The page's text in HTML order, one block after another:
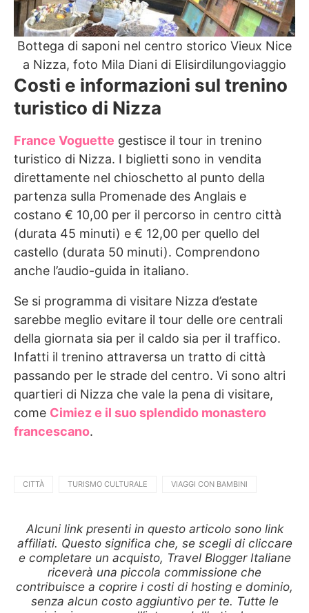
Bottega di saponi nel centro storico Vieux Nice
a Nizza, foto Mila Diani di Elisirdilungoviaggio
Costi e informazioni sul trenino
turistico di Nizza
France Voguette gestisce il tour in trenino
turistico di Nizza. I biglietti sono in vendita
direttamente nel chioschetto al punto della
partenza sulla Promenade des Anglais e
costano € 10,00 per il percorso in centro città
(durata 45 minuti) e € 12,00 per quello del
castello (durata 50 minuti). Comprendono
anche l’audio-guida in italiano.
Se si programma di visitare Nizza d’estate
sarebbe meglio evitare il tour delle ore centrali
della giornata sia per il caldo sia per il traffico.
Infatti il trenino attraversa un tratto di città
passando per le strade del centro. Vi sono altri
quartieri di Nizza che vale la pena di visitare,
come Cimiez e il suo splendido monastero
francescano.
CITTÀ TURISMO CULTURALE VIAGGI CON BAMBINI
Alcuni link presenti in questo articolo sono link
affiliati. Questo significa che, se scegli di cliccare
e completare un acquisto, Travel Blogger Italiane
riceverà una piccola commissione che
contribuisce a coprire i costi di hosting e dominio,
senza alcun costo aggiuntivo per te. Tutte le